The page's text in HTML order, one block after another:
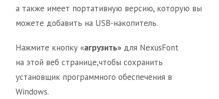
а также имеет портативную версию, которую вы
можете добавить на USB-накопитель.
Нажмите кнопку «агрузить» для NexusFont
на этой веб странице,чтобы сохранить
установщик программного обеспечения в
Windows.